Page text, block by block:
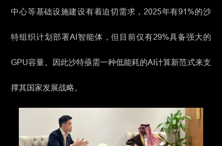
中心等基础设施建设有着迫切需求，2025年有91%的沙
特组织计划部署AI智能体，但目前仅有29%具备强大的
GPU容量。因此沙特亟需一种低能耗的AI计算新范式来支
撑其国家发展战略。